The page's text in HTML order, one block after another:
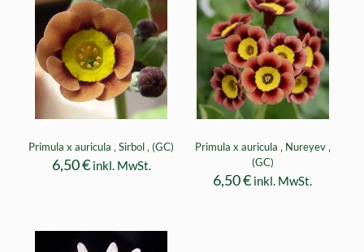
Primula x auricula ‚ Sirbol ‚ (GC)
6,50€ inkl. MwSt.
Primula x auricula ‚ Nureyev ‚
(GC)
6,50€ inkl. MwSt.